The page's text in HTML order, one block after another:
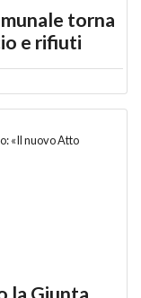
torna
e rifiuti
la Giunta